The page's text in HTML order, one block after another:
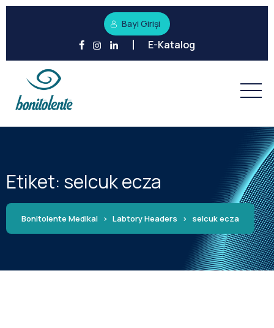
Bayi Girişi
E-Katalog
Etiket: selcuk ecza
Bonitolente Medikal > Labtory Headers > selcuk ecza